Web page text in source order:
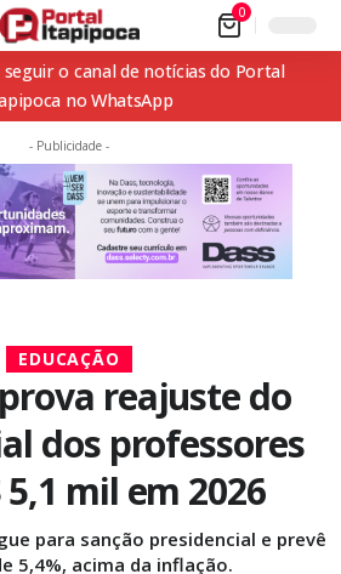
0
seguir o canal de notícias do Portal
no WhatsApp
- Publicidade -
EDUCAÇÃO
reajuste do
dos professores
mil em 2026
para sanção presidencial e prevê
5,4%, acima da inflação.